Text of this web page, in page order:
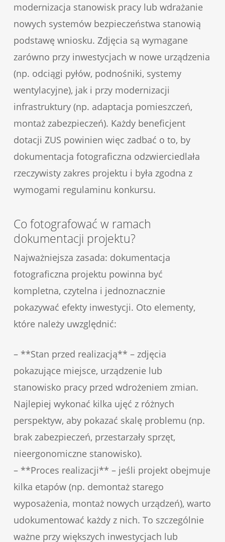
modernizacja stanowisk pracy lub wdrażanie
nowych systemów bezpieczeństwa stanowią
podstawę wniosku. Zdjęcia są wymagane
zarówno przy inwestycjach w nowe urządzenia
(np. odciągi pyłów, podnośniki, systemy
wentylacyjne), jak i przy modernizacji
infrastruktury (np. adaptacja pomieszczeń,
montaż zabezpieczeń). Każdy beneficjent
dotacji ZUS powinien więc zadbać o to, by
dokumentacja fotograficzna odzwierciedlała
rzeczywisty zakres projektu i była zgodna z
wymogami regulaminu konkursu.
Co fotografować w ramach
dokumentacji projektu?
Najważniejsza zasada: dokumentacja
fotograficzna projektu powinna być
kompletna, czytelna i jednoznacznie
pokazywać efekty inwestycji. Oto elementy,
które należy uwzględnić:
– **Stan przed realizacją** – zdjęcia
pokazujące miejsce, urządzenie lub
stanowisko pracy przed wdrożeniem zmian.
Najlepiej wykonać kilka ujęć z różnych
perspektyw, aby pokazać skalę problemu (np.
brak zabezpieczeń, przestarzały sprzęt,
nieergonomiczne stanowisko).
– **Proces realizacji** – jeśli projekt obejmuje
kilka etapów (np. demontaż starego
wyposażenia, montaż nowych urządzeń), warto
udokumentować każdy z nich. To szczególnie
ważne przy większych inwestycjach lub